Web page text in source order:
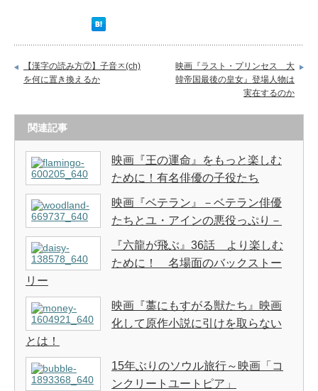
【漢字の読み方⑦】子音ㅈ(ch)
を何に置き換えるか
映画『ラスト・プリンセス 大
韓帝国最後の皇女』登場人物は
実在するのか
関連記事
映画『王の運命』をもっと楽しむ
ために！有名俳優の子役たち
映画『ベテラン』－ベテラン俳優
たちとユ・アインの悪役っぷり－
『六龍が飛ぶ』36話 より楽しむ
ために！ 名場面のバックストー
リー
映画『藁にもすがる獣たち』映画
化して原作小説に引けを取らない
とは！
15年ぶりのソウル旅行～映画「コ
ンクリートユートピア」